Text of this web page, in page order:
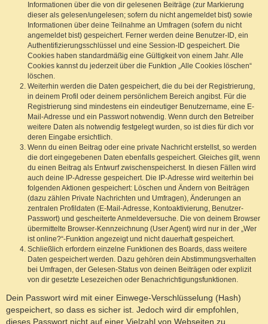
Informationen über die von dir gelesenen Beiträge (zur Markierung
dieser als gelesen/ungelesen; sofern du nicht angemeldet bist) sowie
Informationen über deine Teilnahme an Umfragen (sofern du nicht
angemeldet bist) gespeichert. Ferner werden deine Benutzer-ID, ein
Authentifizierungsschlüssel und eine Session-ID gespeichert. Die
Cookies haben standardmäßig eine Gültigkeit von einem Jahr. Alle
Cookies kannst du jederzeit über die Funktion „Alle Cookies löschen“
löschen.
Weiterhin werden die Daten gespeichert, die du bei der Registrierung,
in deinem Profil oder deinem persönlichem Bereich angibst. Für die
Registrierung sind mindestens ein eindeutiger Benutzername, eine E-
Mail-Adresse und ein Passwort notwendig. Wenn durch den Betreiber
weitere Daten als notwendig festgelegt wurden, so ist dies für dich vor
deren Eingabe ersichtlich.
Wenn du einen Beitrag oder eine private Nachricht erstellst, so werden
die dort eingegebenen Daten ebenfalls gespeichert. Gleiches gilt, wenn
du einen Beitrag als Entwurf zwischenspeicherst. In diesen Fällen wird
auch deine IP-Adresse gespeichert. Die IP-Adresse wird weiterhin bei
folgenden Aktionen gespeichert: Löschen und Ändern von Beiträgen
(dazu zählen Private Nachrichten und Umfragen), Änderungen an
zentralen Profildaten (E-Mail-Adresse, Kontoaktivierung, Benutzer-
Passwort) und gescheiterte Anmeldeversuche. Die von deinem Browser
übermittelte Browser-Kennzeichnung (User Agent) wird nur in der „Wer
ist online?“-Funktion angezeigt und nicht dauerhaft gespeichert.
Schließlich erfordern einzelne Funktionen des Boards, dass weitere
Daten gespeichert werden. Dazu gehören dein Abstimmungsverhalten
bei Umfragen, der Gelesen-Status von deinen Beiträgen oder explizit
von dir gesetzte Lesezeichen oder Benachrichtigungsfunktionen.
Dein Passwort wird mit einer Einwege-Verschlüsselung (Hash)
gespeichert, so dass es sicher ist. Jedoch wird dir empfohlen,
dieses Passwort nicht auf einer Vielzahl von Webseiten zu